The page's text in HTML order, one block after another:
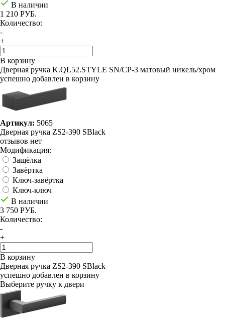
В наличии
1 210 РУБ.
Количество:
-
+
В корзину
Дверная ручка K.QL52.STYLE SN/CP-3 матовый никель/хром
успешно добавлен в корзину
Артикул: 5065
Дверная ручка ZS2-390 SBlack
отзывов нет
Модификация:
Защёлка
Завёртка
Ключ-завёртка
Ключ-ключ
В наличии
3 750 РУБ.
Количество:
-
+
В корзину
Дверная ручка ZS2-390 SBlack
успешно добавлен в корзину
Выберите ручку к двери